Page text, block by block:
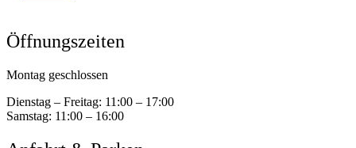
Öffnungszeiten
Montag geschlossen
Dienstag – Freitag: 11:00 – 17:00
Samstag: 11:00 – 16:00